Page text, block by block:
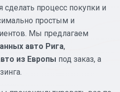
процесс покупки и
простым и
Мы предлагаем
авто Рига,
из Европы под заказ, а